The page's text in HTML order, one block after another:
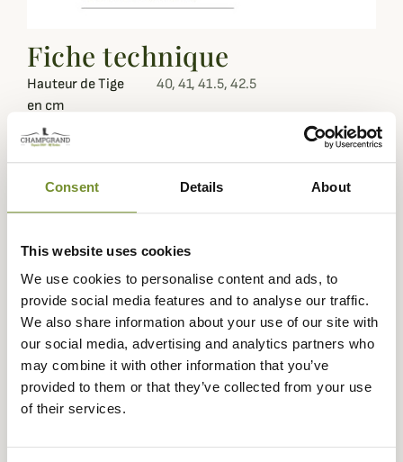
Consent Details About
This website uses cookies
We use cookies to personalise content and ads, to
provide social media features and to analyse our traffic.
We also share information about your use of our site with
our social media, advertising and analytics partners who
may combine it with other information that you’ve
provided to them or that they’ve collected from your use
of their services.
Fiche technique
Hauteur de Tige
en cm
40, 41, 41.5, 42.5
1ère de propreté amovible ergonomique en cuir
Renfort Cambrion, KEVLAR
Renforts
Matière Caoutchouc naturel
Tige Caoutchouc naturel
Doublure Cuir pleine fleur
Genre Homme
Technologie
Coloris Marron